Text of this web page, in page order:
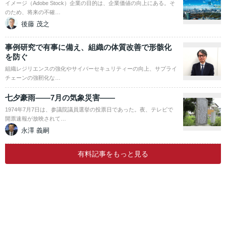
イメージ（Adobe Stock）企業の目的は、企業価値の向上にある。そ
のため、将来の不確…
後藤 茂之
事例研究で有事に備え、組織の体質改善で形骸化
を防ぐ
組織レジリエンスの強化やサイバーセキュリティーの向上、サプライ
チェーンの強靭化な…
七夕豪雨――7月の気象災害――
1974年7月7日は、参議院議員選挙の投票日であった。夜、テレビで
開票速報が放映されて…
永澤 義嗣
有料記事をもっと見る